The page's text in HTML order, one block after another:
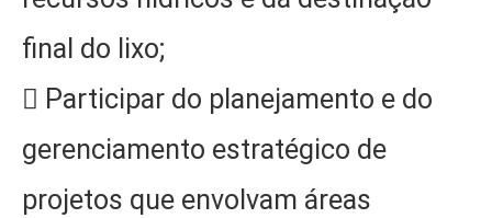
final do lixo;
 Participar do planejamento e do
gerenciamento estratégico de
projetos que envolvam áreas